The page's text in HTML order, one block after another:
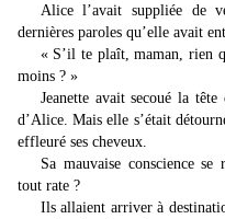
Alice l’avait suppliée de
dernières paroles qu’elle avait
« S’il te plaît, maman, rien
moins ? »
Jeanette avait secoué la
d’Alice. Mais elle s’était
effleuré ses cheveux.
Sa mauvaise conscience
tout rate ?
Ils allaient arriver à